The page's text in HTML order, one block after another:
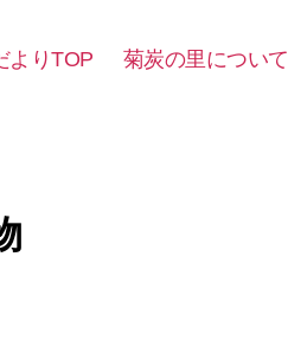
よりTOP 菊炭の里について